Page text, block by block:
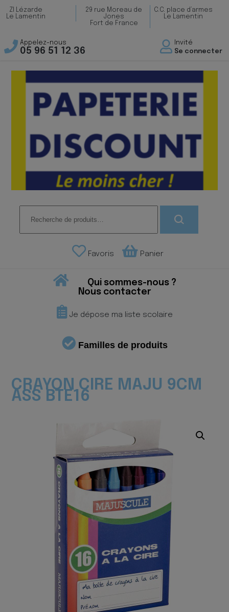
ZI Lézarde
Le Lamentin
29 rue Moreau de
Jones
Fort de France
C.C. place d’armes
Le Lamentin
Appelez-nous
05 96 51 12 36
Invité
Se connecter
pour :
Favoris Panier
Qui sommes-nous ?
Nous contacter
Je dépose ma liste scolaire
Familles de produits
CRAYON CIRE MAJU 9CM
ASS BTE16